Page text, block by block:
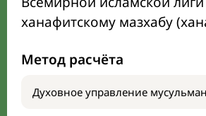
ханафитскому мазхабу
Метод расчёта